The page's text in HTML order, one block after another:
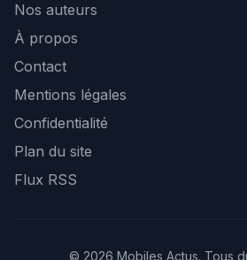
Nos auteurs
À propos
Contact
Mentions légales
Confidentialité
Plan du site
Flux RSS
© 2026 Mobiles Actus. Tous